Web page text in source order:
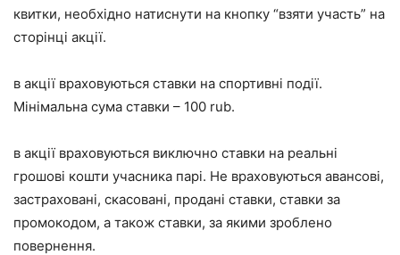
квитки, необхідно натиснути на кнопку “взяти участь” на
сторінці акції.
в акції враховуються ставки на спортивні події.
Мінімальна сума ставки – 100 rub.
в акції враховуються виключно ставки на реальні
грошові кошти учасника парі. Не враховуються авансові,
застраховані, скасовані, продані ставки, ставки за
промокодом, а також ставки, за якими зроблено
повернення.